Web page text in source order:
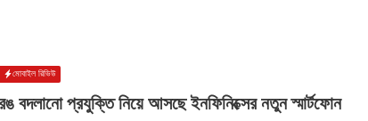
মোবাইল রিভিউ
বদলানো প্রযুক্তি নিয়ে আসছে ইনফিনিক্সের নতুন স্মার্টফোন